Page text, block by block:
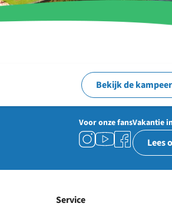
Bekijk de
Voor onze fansVakantie
Lees
Service